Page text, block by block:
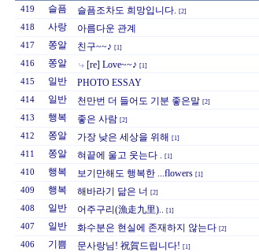
419 슬픔 슬픔조차도 희망입니다. [2]
418 사랑 아름다운 관계
417 쫑알 친구~~♪ [1]
416 쫑알 [re] Love~~♪ [1]
415 일반 PHOTO ESSAY
414 일반 천만번 더 들어도 기분 좋은말 [2]
413 행복 좋은 사람 [2]
412 쫑알 가장 낮은 세상을 위해 [1]
411 쫑알 혀끝에 울고 웃는다 . [1]
410 행복 보기만해도 행복한 ...flowers [1]
409 행복 해바라기 닮은 너 [2]
408 일반 어주구리(漁走九里).. [1]
407 일반 화수분은 현실에 존재하지 않는다 [2]
406 기쁨 문사랑님! 祝賀드립니다! [1]